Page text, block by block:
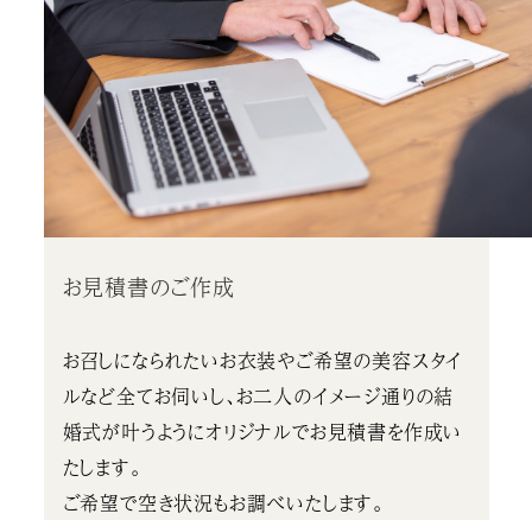
お見積書のご作成
お召しになられたいお衣装やご希望の美容スタイ
ルなど全てお伺いし、お二人のイメージ通りの結
婚式が叶うようにオリジナルでお見積書を作成い
たします。
ご希望で空き状況もお調べいたします。